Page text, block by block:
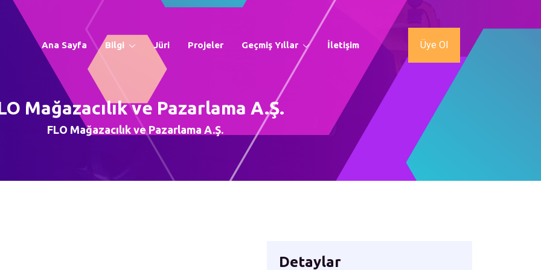
Ana Sayfa Bilgi Jüri Projeler Geçmiş Yıllar İletişim Üye Ol
Mağazacılık ve Pazarlama A.Ş.
FLO Mağazacılık ve Pazarlama A.Ş.
Detaylar